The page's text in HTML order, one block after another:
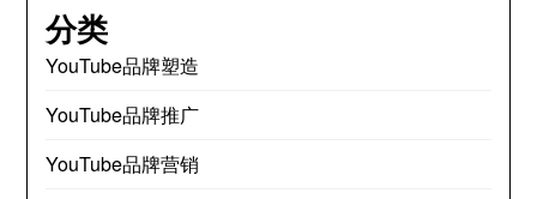
分类
YouTube品牌塑造
YouTube品牌推广
YouTube品牌营销